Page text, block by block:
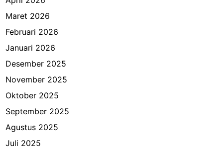
Maret 2026
Februari 2026
Januari 2026
Desember 2025
November 2025
Oktober 2025
September 2025
Agustus 2025
Juli 2025